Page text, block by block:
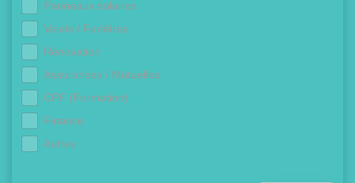
Panneaux solaires
Volets / Fenêtres
Rénovation
Assurances / Mutuelles
CPF (Formation)
Finance
Autres